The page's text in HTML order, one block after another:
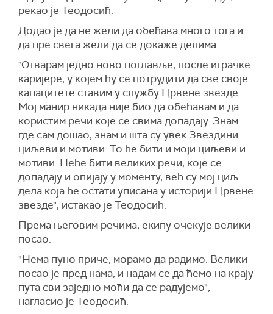
рекао је Теодосић.
Додао је да не жели да обећава много тога и
да пре свега жели да се докаже делима.
"Отварам једно ново поглавље, после играчке
каријере, у којем ћу се потрудити да све своје
капацитете ставим у службу Црвене звезде.
Мој манир никада није био да обећавам и да
користим речи које се свима допадају. Знам
где сам дошао, знам и шта су увек Звездини
циљеви и мотиви. То ће бити и моји циљеви и
мотиви. Неће бити великих речи, које се
допадају и опијају у моменту, већ су мој циљ
дела која ће остати уписана у историји Црвене
звезде", истакао је Теодосић.
Према његовим речима, екипу очекује велики
посао.
"Нема пуно приче, морамо да радимо. Велики
посао је пред нама, и надам се да ћемо на крају
пута сви заједно моћи да се радујемо",
нагласио је Теодосић.